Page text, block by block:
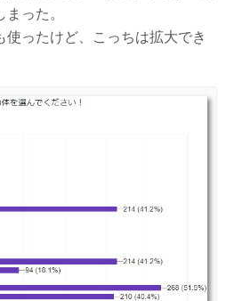
った。
ったけど、こっちは拡大でき